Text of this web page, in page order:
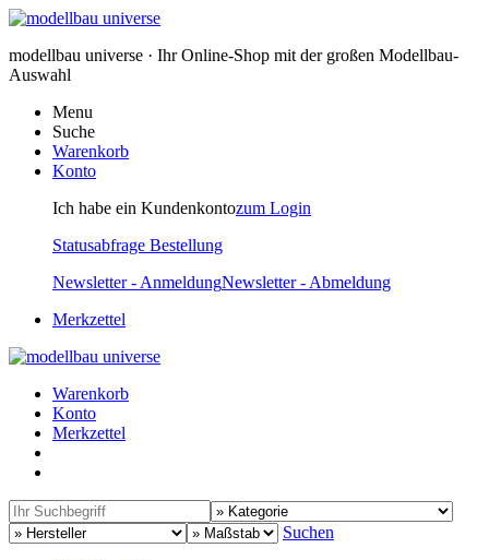
modellbau universe · Ihr Online-Shop mit der großen Modellbau-
Auswahl
Menu
Suche
Warenkorb
Konto
Ich habe ein Kundenkontozum Login
Statusabfrage Bestellung
Newsletter - AnmeldungNewsletter - Abmeldung
Merkzettel
Warenkorb
Konto
Merkzettel
Suchen